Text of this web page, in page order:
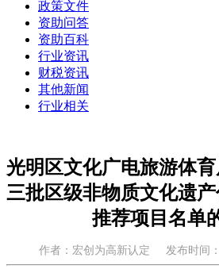
政策文件
资助问答
资助百科
行业资讯
财税资讯
其他新闻
行业相关
光明区文化广电旅游体
三批区级非物质文化遗
推荐项目名单
作者：宏创为高新认定 发布时间